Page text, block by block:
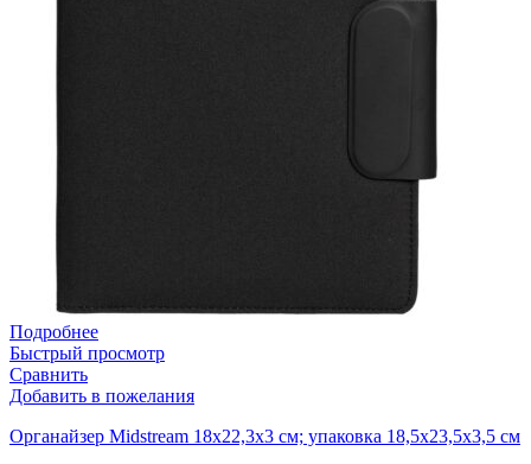
Подробнее
Быстрый просмотр
Сравнить
Добавить в пожелания
Органайзер Midstream 18х22,3х3 см; упаковка 18,5х23,5х3,5 см